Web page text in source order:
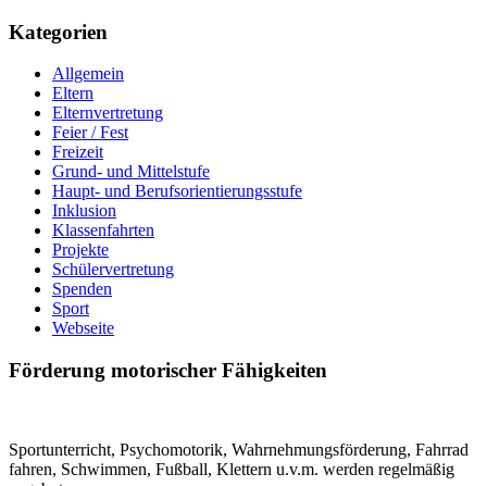
Kategorien
Allgemein
Eltern
Elternvertretung
Feier / Fest
Freizeit
Grund- und Mittelstufe
Haupt- und Berufsorientierungsstufe
Inklusion
Klassenfahrten
Projekte
Schülervertretung
Spenden
Sport
Webseite
Förderung motorischer Fähigkeiten
Sportunterricht, Psychomotorik, Wahrnehmungsförderung, Fahrrad
fahren, Schwimmen, Fußball, Klettern u.v.m. werden regelmäßig